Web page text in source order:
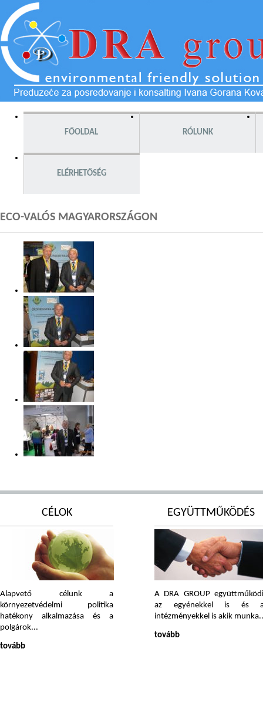
FŐOLDAL RÓLUNK
ELÉRHETŐSÉG
ECO-VALÓS MAGYARORSZÁGON
CÉLOK
Alapvető célunk a
környezetvédelmi politika
hatékony alkalmazása és a
polgárok...
tovább
EGYÜTTMŰKÖDÉS
A DRA GROUP
az egyénekkel is és
intézményekkel is akik
tovább